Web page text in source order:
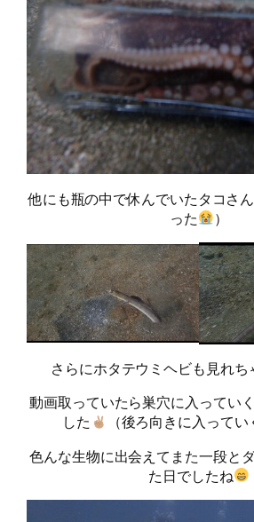
他にも瓶の中で休んでいたタコさん
った
）
さらにホタテウミヘビも見れち
動画取っていたら巣穴に入ってい
した
（後ろ向きに入ってい
色んな生物に出会えてまた一段と
た日でしたね